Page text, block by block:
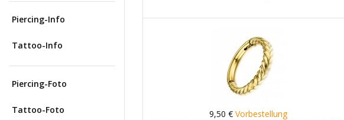
Piercing-Info
Tattoo-Info
Piercing-Foto
Tattoo-Foto 9,50 €Vorbestellung